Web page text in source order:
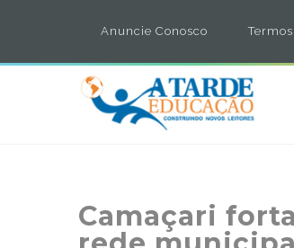
Anuncie Conosco
Camaçari